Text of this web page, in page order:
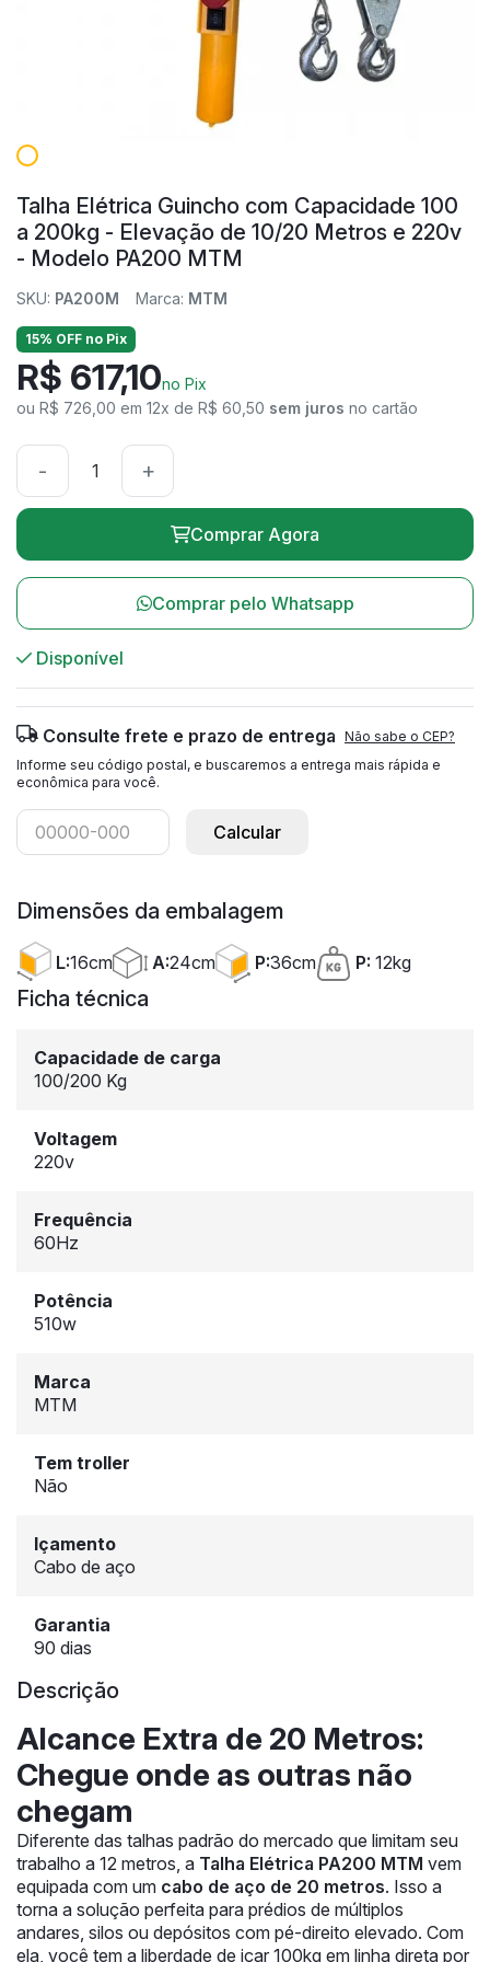
Talha Elétrica Guincho com Capacidade 100
a 200kg - Elevação de 10/20 Metros e 220v
- Modelo PA200 MTM
SKU: PA200M Marca: MTM
15% OFF no Pix
R$ 617,10no Pix
ou R$ 726,00 em 12x de R$ 60,50 sem juros no cartão
- +
Comprar Agora
Comprar pelo Whatsapp
Disponível
Consulte frete e prazo de entrega Não sabe o CEP?
Informe seu código postal, e buscaremos a entrega mais rápida e
econômica para você.
Calcular
Dimensões da embalagem
L:16cm A:24cm P:36cm P: 12kg
Ficha técnica
Capacidade de carga
100/200 Kg
Voltagem
220v
Frequência
60Hz
Potência
510w
Marca
MTM
Tem troller
Não
Içamento
Cabo de aço
Garantia
90 dias
Descrição
Alcance Extra de 20 Metros:
Chegue onde as outras não
chegam
Diferente das talhas padrão do mercado que limitam seu
trabalho a 12 metros, a Talha Elétrica PA200 MTM vem
equipada com um cabo de aço de 20 metros. Isso a
torna a solução perfeita para prédios de múltiplos
andares, silos ou depósitos com pé-direito elevado. Com
ela, você tem a liberdade de içar 100kg em linha direta por